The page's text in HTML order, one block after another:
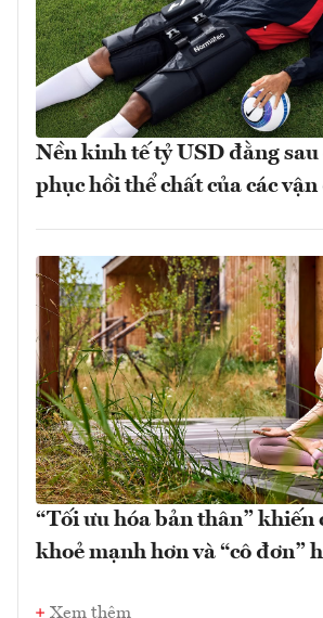
Nền kinh tế tỷ USD đằng
phục hồi thể chất của các
“Tối ưu hóa bản thân” khiến
khoẻ mạnh hơn và “cô đơn”
Xem thêm